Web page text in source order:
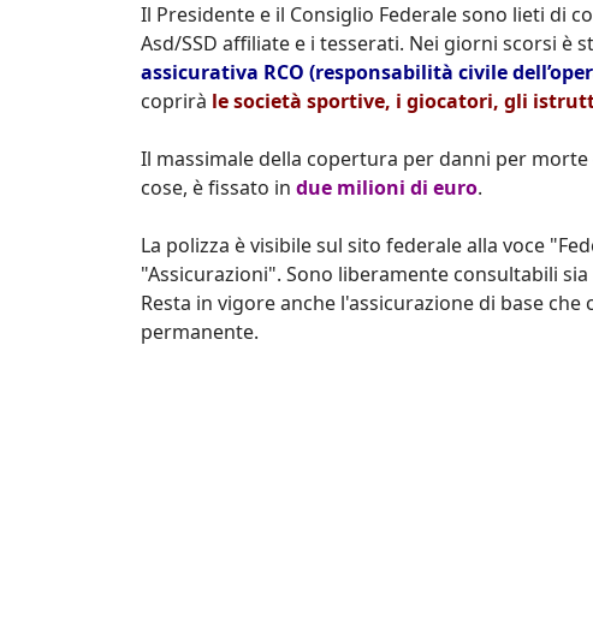
Il Presidente e il Consiglio Federale sono lieti di
Asd/SSD affiliate e i tesserati. Nei giorni scorsi è
assicurativa RCO (responsabilità civile
coprirà le società sportive, i giocatori, gli
Il massimale della copertura per danni per
cose, è fissato in due milioni di euro.
La polizza è visibile sul sito federale alla voce
"Assicurazioni". Sono liberamente consultabili
Resta in vigore anche l'assicurazione di base
permanente.